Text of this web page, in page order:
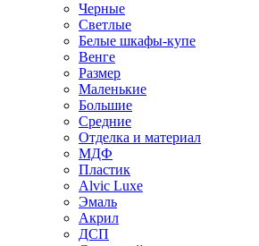
Черные
Светлые
Белые шкафы-купе
Венге
Размер
Маленькие
Большие
Средние
Отделка и материал
МДФ
Пластик
Alvic Luxe
Эмаль
Акрил
ДСП